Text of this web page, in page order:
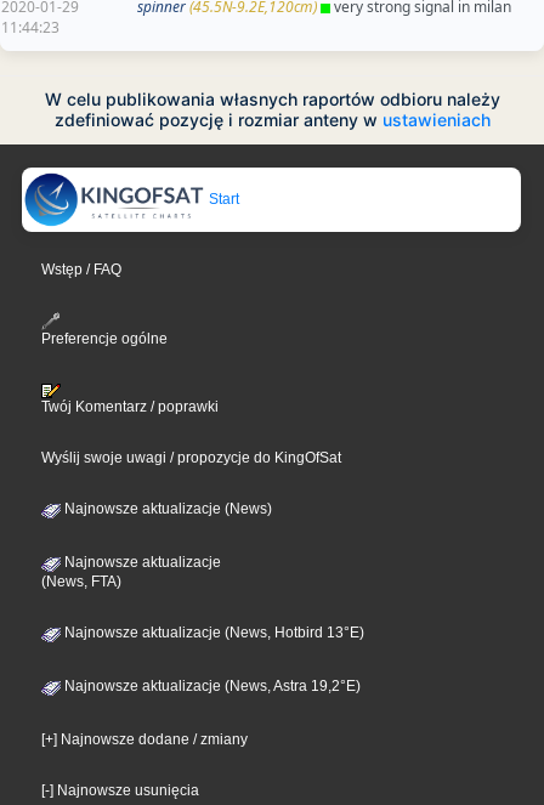
2020-01-29
11:44:23
spinner(45.5N-9.2E,120cm) very strong signal in milan
W celu publikowania własnych raportów odbioru należy
zdefiniować pozycję i rozmiar anteny w ustawieniach
Start
Wstęp / FAQ
Preferencje ogólne
Twój Komentarz / poprawki
Wyślij swoje uwagi / propozycje do KingOfSat
Najnowsze aktualizacje (News)
Najnowsze aktualizacje
(News, FTA)
Najnowsze aktualizacje (News, Hotbird 13°E)
Najnowsze aktualizacje (News, Astra 19,2°E)
[+] Najnowsze dodane / zmiany
[-] Najnowsze usunięcia